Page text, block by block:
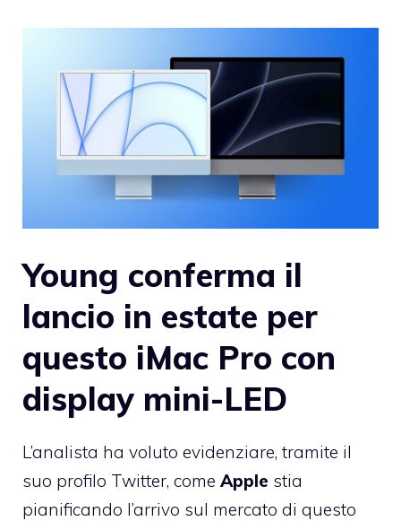
Young conferma il
lancio in estate per
questo iMac Pro con
display mini-LED
L’analista ha voluto evidenziare, tramite il
suo profilo Twitter, come Apple stia
pianificando l’arrivo sul mercato di questo